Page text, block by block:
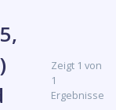
Zeigt 1 von
1
Ergebnisse